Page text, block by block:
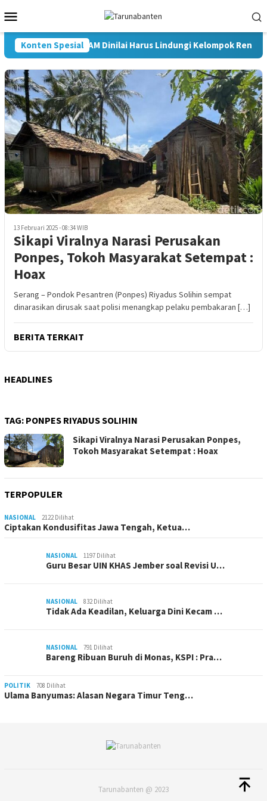
ke
kontenMobile
Konten SpesialRUU HAM Dinilai Harus Lindungi Kelompok Rentan
13 Februari 2025 - 08:34 WIB
Sikapi Viralnya Narasi Perusakan
Ponpes, Tokoh Masyarakat Setempat :
Hoax
Serang – Pondok Pesantren (Ponpes) Riyadus Solihin sempat
dinarasikan dirusak saat polisi menangkap pelaku pembakaran […]
BERITA TERKAIT
HEADLINES
TAG: PONPES RIYADUS SOLIHIN
Sikapi Viralnya Narasi Perusakan Ponpes,
Tokoh Masyarakat Setempat : Hoax
TERPOPULER
NASIONAL 2122 Dilihat
Ciptakan Kondusifitas Jawa Tengah, Ketua…
NASIONAL 1197 Dilihat
Guru Besar UIN KHAS Jember soal Revisi U…
NASIONAL 832 Dilihat
Tidak Ada Keadilan, Keluarga Dini Kecam …
NASIONAL 791 Dilihat
Bareng Ribuan Buruh di Monas, KSPI : Pra…
POLITIK 708 Dilihat
Ulama Banyumas: Alasan Negara Timur Teng…
Tarunabanten @ 2023